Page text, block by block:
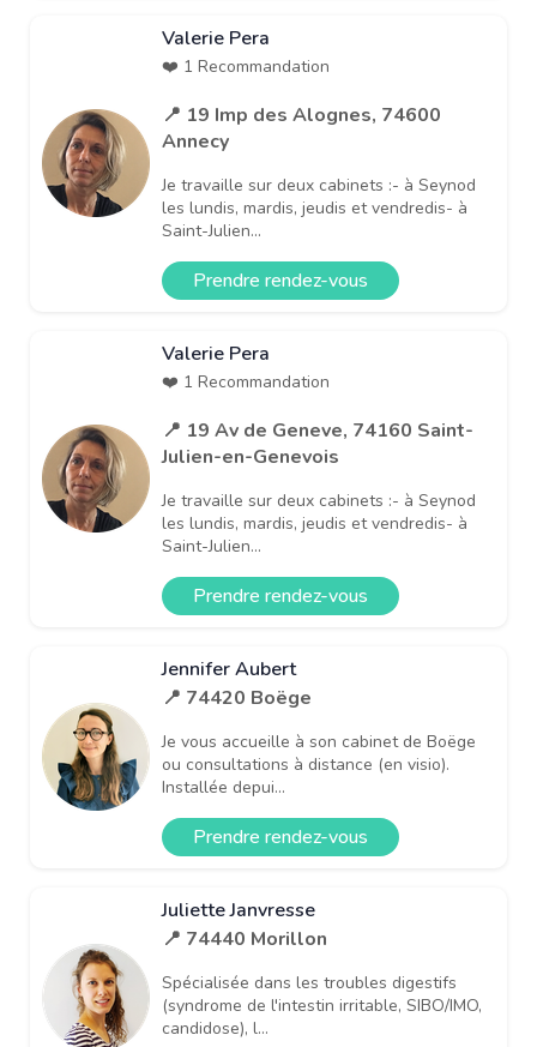
Valerie Pera
❤️ 1 Recommandation
📍 19 Imp des Alognes, 74600
Annecy
Je travaille sur deux cabinets :- à Seynod
les lundis, mardis, jeudis et vendredis- à
Saint-Julien...
Prendre rendez-vous
Valerie Pera
❤️ 1 Recommandation
📍 19 Av de Geneve, 74160 Saint-
Julien-en-Genevois
Je travaille sur deux cabinets :- à Seynod
les lundis, mardis, jeudis et vendredis- à
Saint-Julien...
Prendre rendez-vous
Jennifer Aubert
📍 74420 Boëge
Je vous accueille à son cabinet de Boëge
ou consultations à distance (en visio).
Installée depui...
Prendre rendez-vous
Juliette Janvresse
📍 74440 Morillon
Spécialisée dans les troubles digestifs
(syndrome de l'intestin irritable, SIBO/IMO,
candidose), l...